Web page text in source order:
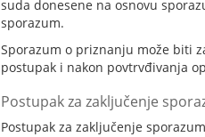
suda donesene na osnovu
sporazum.
Sporazum o priznanju može biti
postupak i nakon povtrvđivanja
Postupak za zaključenje
Postupak za zaključenje